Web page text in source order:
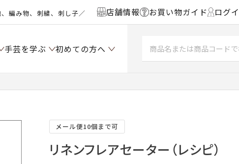
編み物、刺繍、刺し子／ 店舗情報 お買い物ガイド ログ
手芸を学ぶ 初めての方へ
メール便10個まで可
リネンフレアセーター（レシピ）